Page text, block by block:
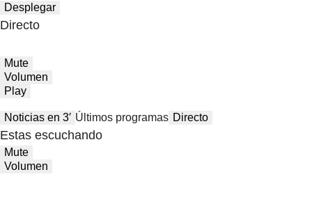
Desplegar
Directo
Mute
Volumen
Play
Noticias en 3′ Últimos programas Directo
Estas escuchando
Mute
Volumen